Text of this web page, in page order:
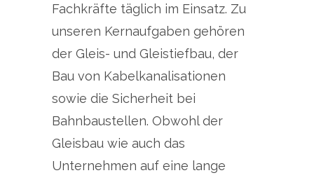
Fachkräfte täglich im Einsatz. Zu
unseren Kernaufgaben gehören
der Gleis- und Gleistiefbau, der
Bau von Kabelkanalisationen
sowie die Sicherheit bei
Bahnbaustellen. Obwohl der
Gleisbau wie auch das
Unternehmen auf eine lange